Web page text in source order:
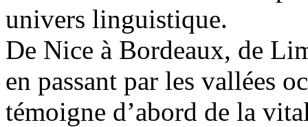
univers linguistique.
De Nice à Bordeaux, de
en passant par les vallées
témoigne d’abord de la